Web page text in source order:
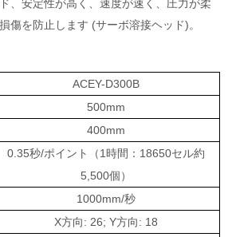
、安定性が高く、速度が速く、圧力が柔
傷を防止します (サーボ溶接ヘッド)。
ACEY-D300B
500mm
400mm
0.35秒/ポイント（1時間：18650セル約
5,500個）
1000mm/秒
X方向: 26; Y方向: 18